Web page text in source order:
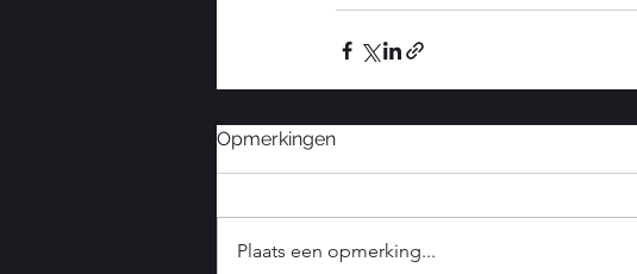
Opmerkingen
Plaats een opmerking...